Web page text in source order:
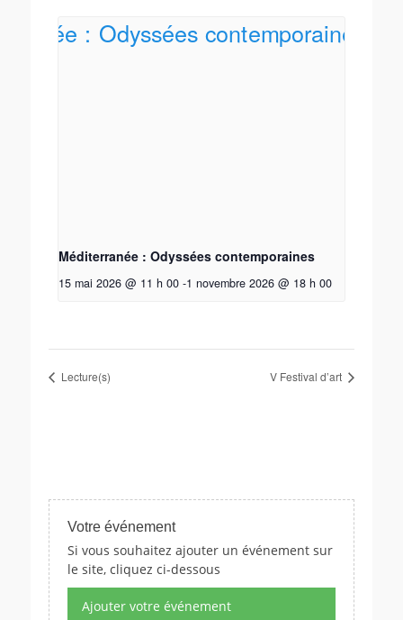
Méditerranée : Odyssées contemporaines
15 mai 2026 @ 11 h 00 -1 novembre 2026 @ 18 h 00
Lecture(s) V Festival d’art
Votre événement
Si vous souhaitez ajouter un événement sur
le site, cliquez ci-dessous
Ajouter votre événement